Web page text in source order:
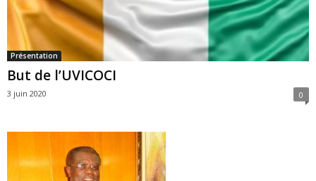
Présentation
But de l’UVICOCI
3 juin 2020 0